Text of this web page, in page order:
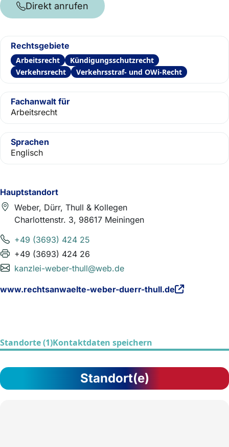
Hauptstandort
Weber, Dürr, Thull & Kollegen
Charlottenstr. 3, 98617 Meiningen
+49 (3693) 424 25
+49 (3693) 424 26
kanzlei-weber-thull@web.de
www.rechtsanwaelte-weber-duerr-thull.de
Direkt anrufen
Rechtsgebiete
Arbeitsrecht
Kündigungsschutzrecht
Verkehrsrecht
Verkehrsstraf- und OWi-Recht
Fachanwalt für
Arbeitsrecht
Sprachen
Englisch
Standorte (1)Kontaktdaten speichern
Standort(e)